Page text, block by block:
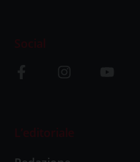
Social
L’editoriale